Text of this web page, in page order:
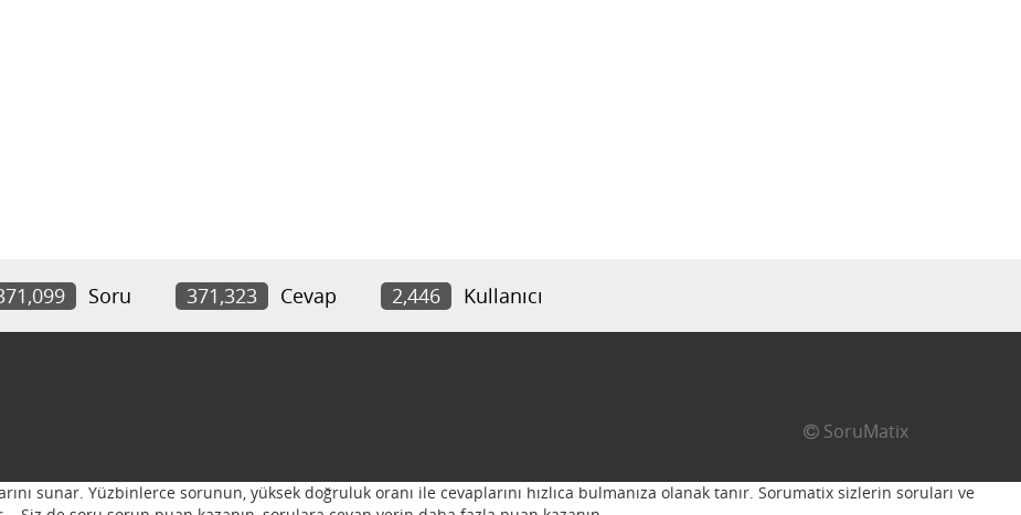
Soru 371,323 Cevap 2,446 Kullanıcı
SoruMatix
sunar. Yüzbinlerce sorunun, yüksek doğruluk oranı ile cevaplarını hızlıca bulmanıza olanak tanır. Sorumatix sizlerin soruları ve